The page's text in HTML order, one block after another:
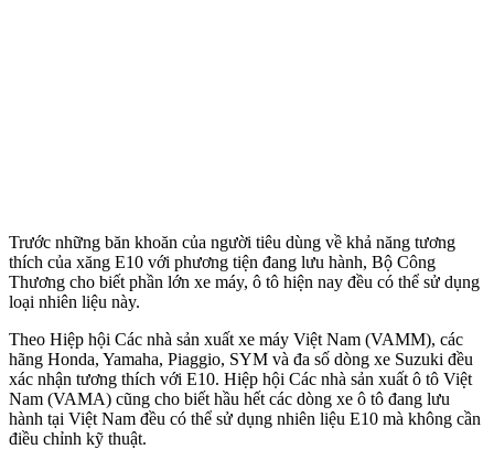
Trước những băn khoăn của người tiêu dùng về khả năng tương
thích của xăng E10 với phương tiện đang lưu hành, Bộ Công
Thương cho biết phần lớn xe máy, ô tô hiện nay đều có thể sử dụng
loại nhiên liệu này.
Theo Hiệp hội Các nhà sản xuất xe máy Việt Nam (VAMM), các
hãng Honda, Yamaha, Piaggio, SYM và đa số dòng xe Suzuki đều
xác nhận tương thích với E10. Hiệp hội Các nhà sản xuất ô tô Việt
Nam (VAMA) cũng cho biết hầu hết các dòng xe ô tô đang lưu
hành tại Việt Nam đều có thể sử dụng nhiên liệu E10 mà không cần
điều chỉnh kỹ thuật.